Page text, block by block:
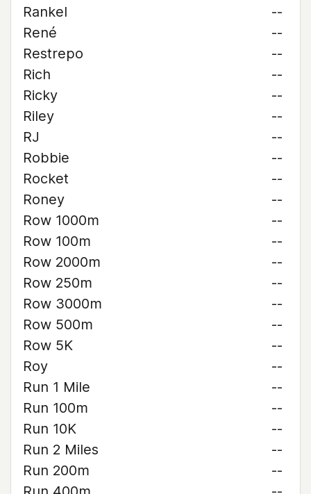
Rankel
--
René
--
Restrepo
--
Rich
--
Ricky
--
Riley
--
RJ
--
Robbie
--
Rocket
--
Roney
--
Row 1000m
--
Row 100m
--
Row 2000m
--
Row 250m
--
Row 3000m
--
Row 500m
--
Row 5K
--
Roy
--
Run 1 Mile
--
Run 100m
--
Run 10K
--
Run 2 Miles
--
Run 200m
--